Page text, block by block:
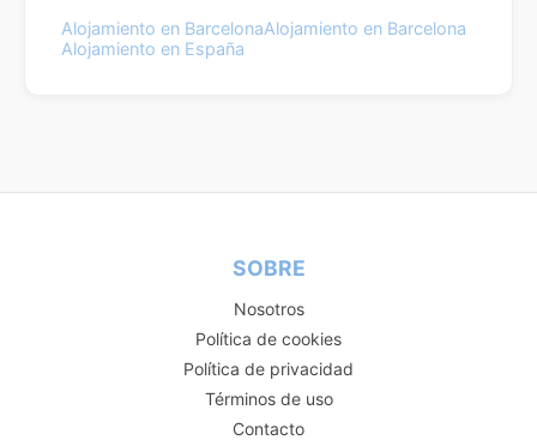
Alojamiento en BarcelonaAlojamiento en Barcelona
Alojamiento en España
SOBRE
Nosotros
Política de cookies
Política de privacidad
Términos de uso
Contacto